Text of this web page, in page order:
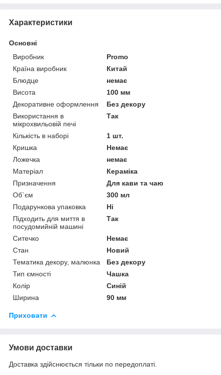
Характеристики
Основні
Виробник
Promo
Країна виробник
Китай
Блюдце
немає
Висота
100 мм
Декоративне оформлення
Без декору
Використання в
мікрохвильовій печі
Так
Кількість в наборі
1 шт.
Кришка
Немає
Ложечка
немає
Матеріал
Кераміка
Призначення
Для кави та чаю
Об`єм
300 мл
Подарункова упаковка
Ні
Підходить для миття в
посудомийній машині
Так
Ситечко
Немає
Стан
Новий
Тематика декору, малюнка
Без декору
Тип ємності
Чашка
Колір
Синій
Ширина
90 мм
Приховати
Умови доставки
Доставка здійснюється тільки по передоплаті.